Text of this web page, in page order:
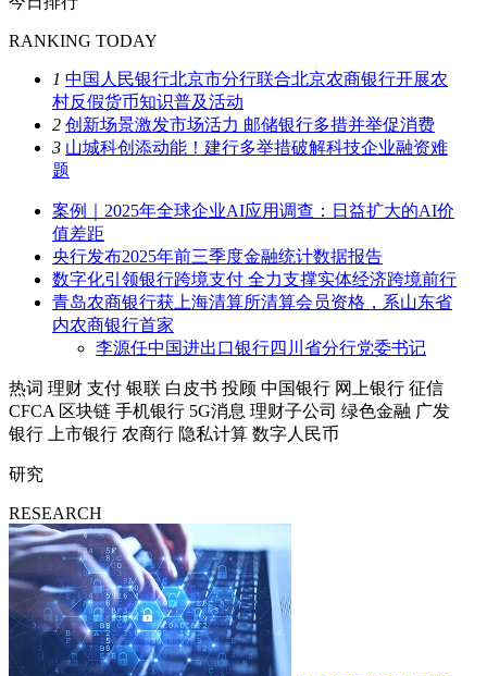
RANKING TODAY
1 中国人民银行北京市分行联合北京农商银行开展农
村反假货币知识普及活动
2 创新场景激发市场活力 邮储银行多措并举促消费
3 山城科创添动能！建行多举措破解科技企业融资难
题
案例｜2025年全球企业AI应用调查：日益扩大的AI价
值差距
央行发布2025年前三季度金融统计数据报告
数字化引领银行跨境支付 全力支撑实体经济跨境前行
青岛农商银行获上海清算所清算会员资格，系山东省
内农商银行首家
李源任中国进出口银行四川省分行党委书记
热词 理财 支付 银联 白皮书 投顾 中国银行 网上银行 征信
CFCA 区块链 手机银行 5G消息 理财子公司 绿色金融 广发
银行
上市银行 农商行 隐私计算 数字人民币
研究
RESEARCH